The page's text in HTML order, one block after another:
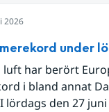
2026
under
luft har berört
i bland annat
lördags den 27